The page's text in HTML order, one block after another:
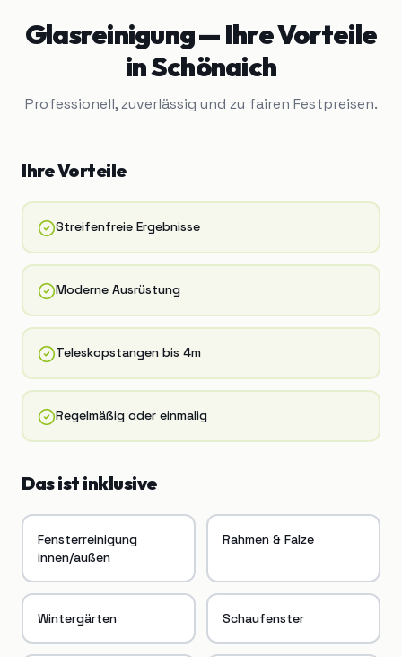
Glasreinigung— Ihre Vorteile
inSchönaich
Professionell, zuverlässig und zu fairen Festpreisen.
Ihre Vorteile
Streifenfreie Ergebnisse
Moderne Ausrüstung
Teleskopstangen bis 4m
Regelmäßig oder einmalig
Das ist inklusive
Fensterreinigung
innen/außen
Rahmen & Falze
Wintergärten Schaufenster